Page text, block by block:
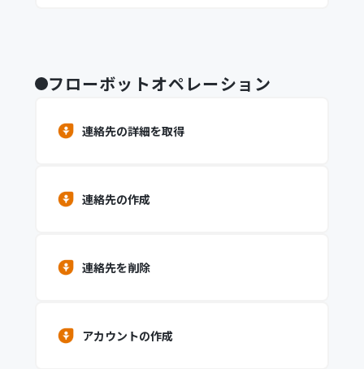
フローボットオペレーション
連絡先の詳細を取得
連絡先の作成
連絡先を削除
アカウントの作成